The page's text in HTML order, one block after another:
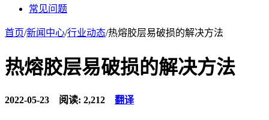
常见问题
首页/新闻中心/行业动态/热熔胶层易破损的解决方法
热熔胶层易破损的解决方法
2022-05-23 阅读: 2,212 翻译